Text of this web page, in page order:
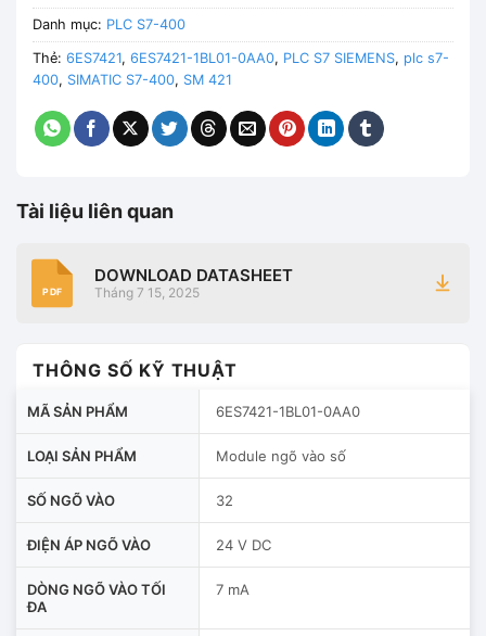
Danh mục: PLC S7-400
Thẻ: 6ES7421, 6ES7421-1BL01-0AA0, PLC S7 SIEMENS, plc s7-
400, SIMATIC S7-400, SM 421
Tài liệu liên quan
PDF
DOWNLOAD DATASHEET
Tháng 7 15, 2025
THÔNG SỐ KỸ THUẬT
MÃ SẢN PHẨM 6ES7421-1BL01-0AA0
LOẠI SẢN PHẨM Module ngõ vào số
SỐ NGÕ VÀO 32
ĐIỆN ÁP NGÕ VÀO 24 V DC
DÒNG NGÕ VÀO TỐI
ĐA
7 mA